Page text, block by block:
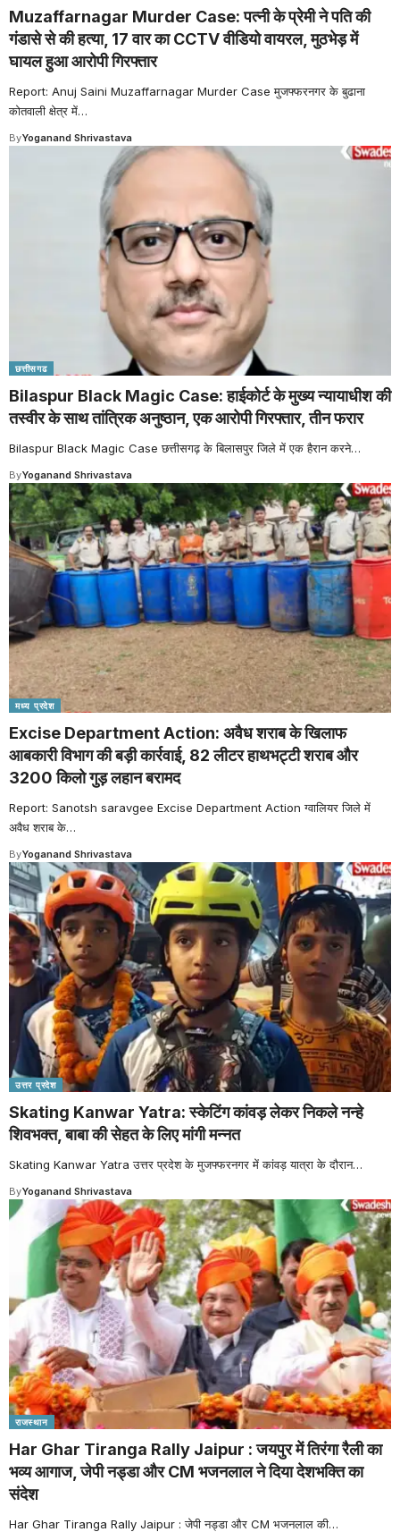
Muzaffarnagar Murder Case: पत्नी के प्रेमी ने पति की
गंडासे से की हत्या, 17 वार का CCTV वीडियो वायरल, मुठभेड़ में
घायल हुआ आरोपी गिरफ्तार
Report: Anuj Saini Muzaffarnagar Murder Case मुजफ्फरनगर के बुढाना
कोतवाली क्षेत्र में…
ByYoganand Shrivastava
छत्तीसगढ
Bilaspur Black Magic Case: हाईकोर्ट के मुख्य न्यायाधीश की
तस्वीर के साथ तांत्रिक अनुष्ठान, एक आरोपी गिरफ्तार, तीन फरार
Bilaspur Black Magic Case छत्तीसगढ़ के बिलासपुर जिले में एक हैरान करने…
ByYoganand Shrivastava
मध्य प्रदेश
Excise Department Action: अवैध शराब के खिलाफ
आबकारी विभाग की बड़ी कार्रवाई, 82 लीटर हाथभट्टी शराब और
3200 किलो गुड़ लहान बरामद
Report: Sanotsh saravgee Excise Department Action ग्वालियर जिले में
अवैध शराब के…
ByYoganand Shrivastava
उत्तर प्रदेश
Skating Kanwar Yatra: स्केटिंग कांवड़ लेकर निकले नन्हे
शिवभक्त, बाबा की सेहत के लिए मांगी मन्नत
Skating Kanwar Yatra उत्तर प्रदेश के मुजफ्फरनगर में कांवड़ यात्रा के दौरान…
ByYoganand Shrivastava
राजस्थान
Har Ghar Tiranga Rally Jaipur : जयपुर में तिरंगा रैली का
भव्य आगाज, जेपी नड्डा और CM भजनलाल ने दिया देशभक्ति का
संदेश
Har Ghar Tiranga Rally Jaipur : जेपी नड्डा और CM भजनलाल की…